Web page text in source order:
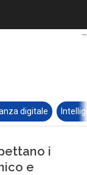
digitale
i
e